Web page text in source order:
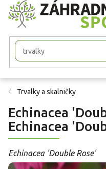
Prejsť
na
obsah
Trvalky a skalničky
Echinacea
Echinacea
Echinacea 'Double Rose'